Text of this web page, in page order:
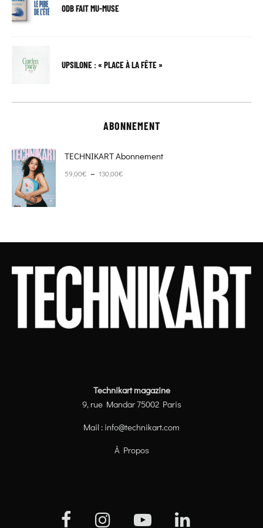
ODB FAIT MU-MUSE
UPSILONE : « PLACE À LA FÊTE »
ABONNEMENT
TECHNIKART Abonnement
59,00€ – 130,00€
Technikart magazine
9, rue Mandar 75002 Paris
Mail : info@technikart.com
À Propos